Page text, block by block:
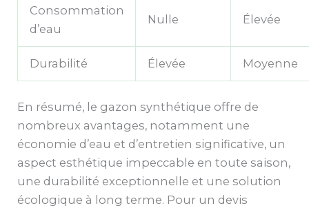
Consommation
d’eau
Nulle Élevée
Durabilité Élevée Moyenne
En résumé, le gazon synthétique offre de
nombreux avantages, notamment une
économie d’eau et d’entretien significative, un
aspect esthétique impeccable en toute saison,
une durabilité exceptionnelle et une solution
écologique à long terme. Pour un devis